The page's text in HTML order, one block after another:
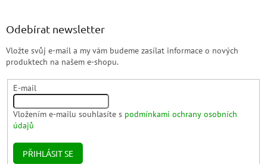
Odebírat newsletter
Vložte svůj e-mail a my vám budeme zasílat informace o nových
produktech na našem e-shopu.
E-mail
Vložením e-mailu souhlasíte s podmínkami ochrany osobních
údajů
PŘIHLÁSIT SE